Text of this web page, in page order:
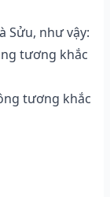
Sửu, như vậy:
tương khắc
tương khắc